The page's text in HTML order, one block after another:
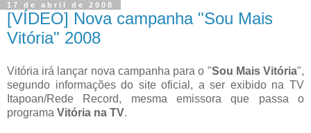
17 de abril de 2008
[VÍDEO] Nova campanha "Sou Mais
Vitória" 2008
Vitória irá lançar nova campanha para o "Sou Mais Vitória",
segundo informações do site oficial , a ser exibido na TV
Itapoan/Rede Record, mesma emissora que passa o
programa Vitória na TV.